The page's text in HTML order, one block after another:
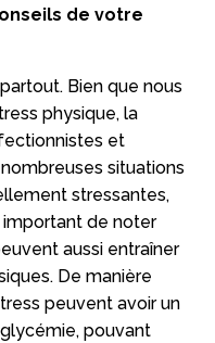
de votre
Bien que nous
physique, la
et
situations
stressantes,
de noter
aussi entraîner
De manière
peuvent avoir un
pouvant